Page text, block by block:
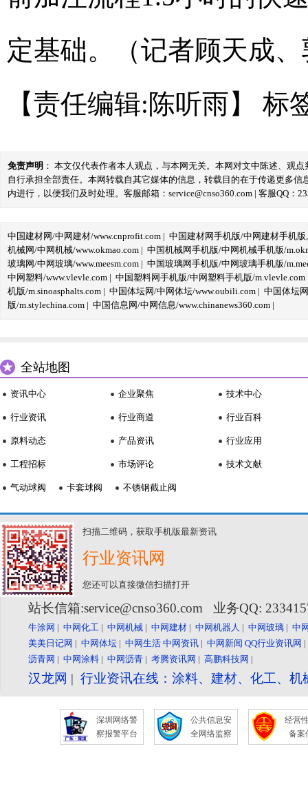
定基础。（记者顾天成
【责任编辑:陈听雨】 标
免责声明 ： 本文仅代表作者本人观点，与本网无关。本网对文中陈述、观
自行承担全部责任。本网转载自其它媒体的信息，转载目的在于传递更多
内进行，以便我们及时处理。客服邮箱：service@cnso360.com | 客服QQ：
中国建材网/中网建材/www.cnprofit.com | 中国建材网手机版/中网建材手机版
机械网/中网机械/www.okmao.com | 中国机械网手机版/中网机械手机版/
玻璃网/中网玻璃/www.meesm.com | 中国玻璃网手机版/中网玻璃手机版/
中网塑料/www.vlevle.com | 中国塑料网手机版/中网塑料手机版/m.vlevle.com
机版/m.sinoasphalts.com | 中国体坛网/中网体坛/www.oubili.com | 中国体坛
版/m.stylechina.com | 中国信息网/中网信息/www.chinanews360.com |
全站地图
资讯中心
行业资讯
原料动态
工程招标
企业聚焦
行业商道
产品资讯
市场评论
技术中心
行业百科
行业应用
技术文献
气动球阀 卡套球阀 不锈钢截止阀
扫描二维码，获取手机版最新资讯
行业资讯网
您还可以直接微信扫描打开
站长信箱:service@cnso360.com 业务QQ:
牛涂网 | 中网化工 | 中网机械 | 中网建材 | 中网机器人 | 中网玻璃 | 中
美美日记网 | 中网体坛 | 中网生活 中网资讯 | 中网新闻 QQ行业资讯网
沥青网 | 中网涂料 | 中网沥青 | 考腾资讯网 | 高鹏科技网 |
汉龙网 | 行业资讯在线：涂料、建材、化工、
深圳网络警
察报警平台
公共信息安
全网络监察
经营
备案